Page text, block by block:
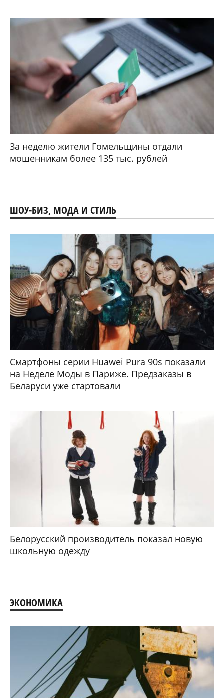
За неделю жители Гомельщины отдали
мошенникам более 135 тыс. рублей
ШОУ-БИЗ, МОДА И СТИЛЬ
Смартфоны серии Huawei Pura 90s показали
на Неделе Моды в Париже. Предзаказы в
Беларуси уже стартовали
Белорусский производитель показал новую
школьную одежду
ЭКОНОМИКА